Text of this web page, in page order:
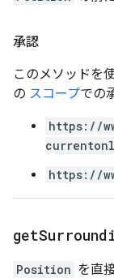
承認
このメソッドを
の スコープでの
https://
https://
get
Position を直